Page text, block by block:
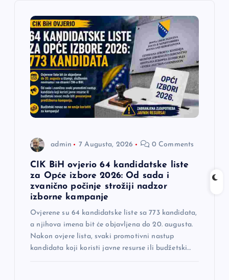
admin 7 Augusta, 2026 0 Comments
CIK BiH ovjerio 64 kandidatske liste
za Opće izbore 2026: Od sada i
zvanično počinje strožiji nadzor
izborne kampanje
Ovjerene su 64 kandidatske liste sa 773 kandidata,
a njihova imena bit će objavljena do 20. augusta.
Nakon ovjere lista, svaki promotivni nastup
kandidata koji koristi javne resurse ili budžetski…